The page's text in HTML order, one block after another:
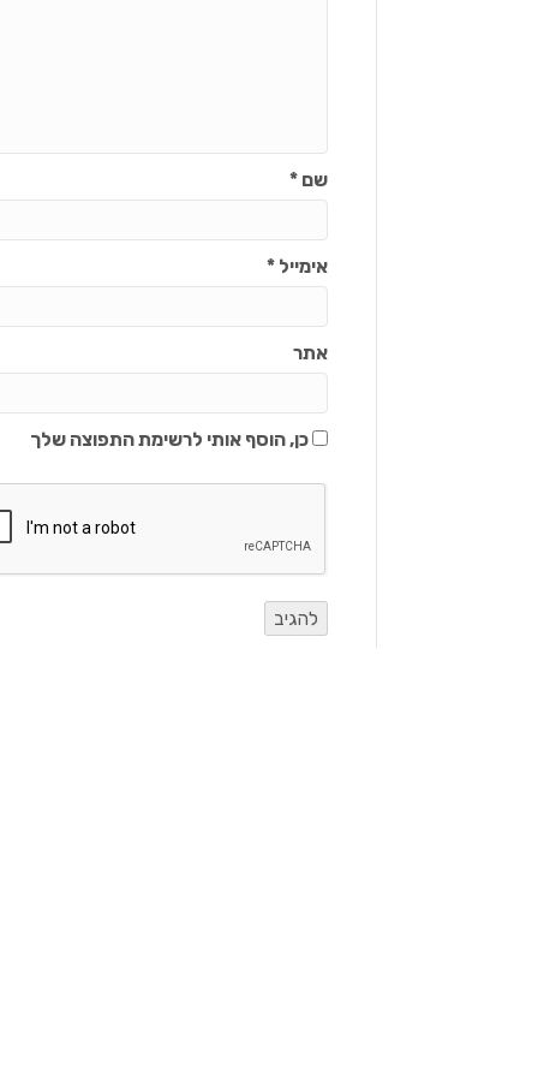
שם*
אימייל*
אתר
כן, הוסף אותי לרשימת התפוצה שלך